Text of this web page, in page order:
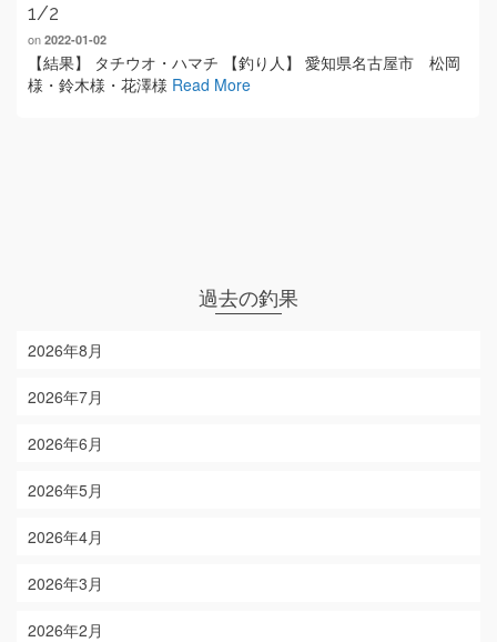
1/2
on 2022-01-02
【結果】 タチウオ・ハマチ 【釣り人】 愛知県名古屋市 松岡
様・鈴木様・花澤様 Read More
過去の釣果
2026年8月
2026年7月
2026年6月
2026年5月
2026年4月
2026年3月
2026年2月